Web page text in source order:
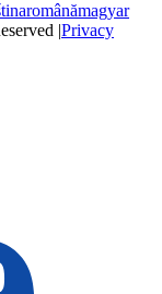
românămagyar
|Privacy